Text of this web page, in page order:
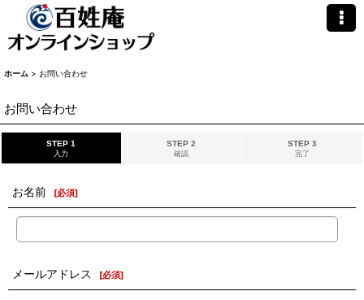
ホーム > お問い合わせ
お問い合わせ
STEP 1
入力
STEP 2
確認
STEP 3
完了
お名前 [必須]
メールアドレス [必須]